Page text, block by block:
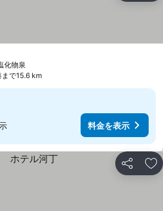
化物泉
まで15.6 km
料金を表示
シェア お